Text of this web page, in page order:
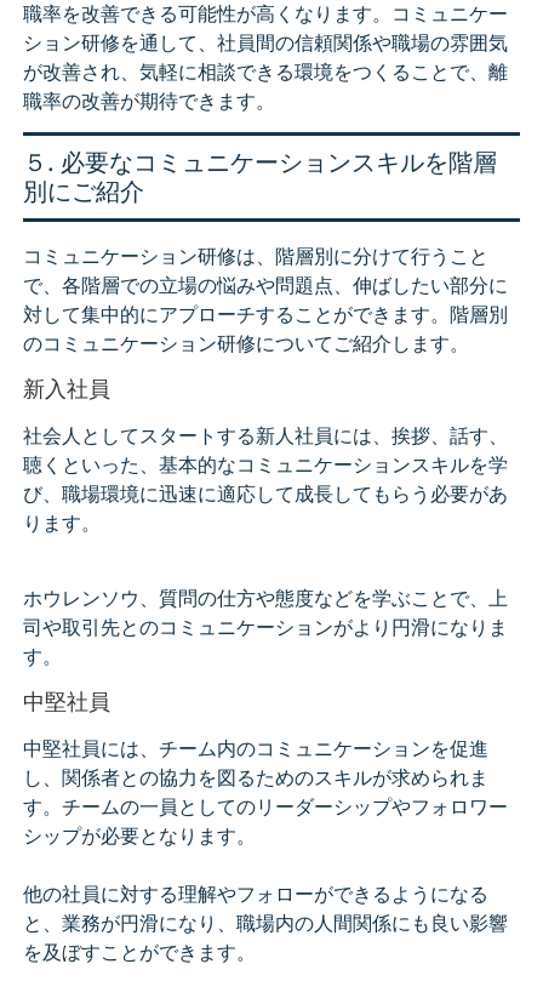
職率を改善できる可能性が高くなります。コミュニケー
ション研修を通して、社員間の信頼関係や職場の雰囲気
が改善され、気軽に相談できる環境をつくることで、離
職率の改善が期待できます。
５. 必要なコミュニケーションスキルを階層
別にご紹介
コミュニケーション研修は、階層別に分けて行うこと
で、各階層での立場の悩みや問題点、伸ばしたい部分に
対して集中的にアプローチすることができます。階層別
のコミュニケーション研修についてご紹介します。
新入社員
社会人としてスタートする新人社員には、挨拶、話す、
聴くといった、基本的なコミュニケーションスキルを学
び、職場環境に迅速に適応して成長してもらう必要があ
ります。
ホウレンソウ、質問の仕方や態度などを学ぶことで、上
司や取引先とのコミュニケーションがより円滑になりま
す。
中堅社員
中堅社員には、チーム内のコミュニケーションを促進
し、関係者との協力を図るためのスキルが求められま
す。チームの一員としてのリーダーシップやフォロワー
シップが必要となります。
他の社員に対する理解やフォローができるようになる
と、業務が円滑になり、職場内の人間関係にも良い影響
を及ぼすことができます。